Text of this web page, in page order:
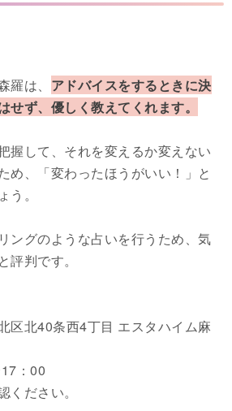
は、 アドバイスをするときに決
せず、優しく教えてくれます。
握して、それを変えるか変えない
め、「変わったほうがいい！」と
。
ングのような占いを行うため、気
判です。
区北40条西4丁目 エスタハイム麻
：00
ださい。